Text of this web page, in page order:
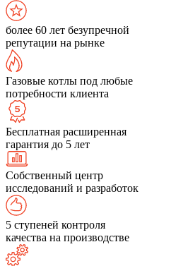
более 60 лет безупречной
репутации на рынке
Газовые котлы под любые
потребности клиента
Бесплатная расширенная
гарантия до 5 лет
Собственный центр
исследований и разработок
5 ступеней контроля
качества на производстве